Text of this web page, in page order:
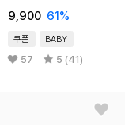
9,900 61%
쿠폰 BABY
57 5 (41)